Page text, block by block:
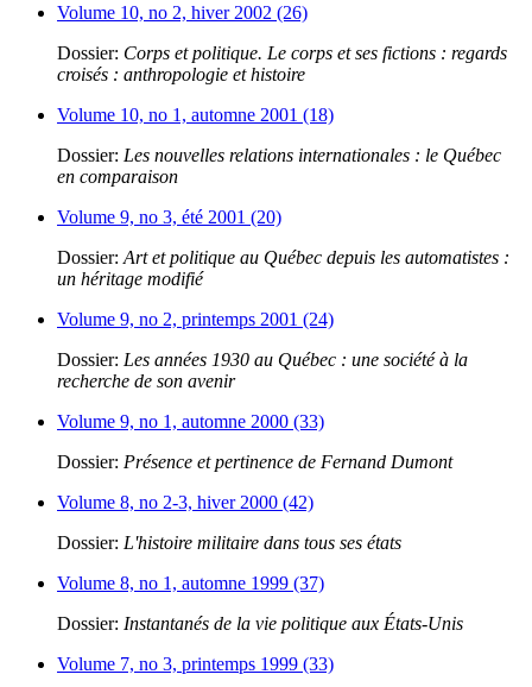
Volume 10, no 2, hiver 2002 (26)
Dossier: Corps et politique. Le corps et ses fictions : regards
croisés : anthropologie et histoire
Volume 10, no 1, automne 2001 (18)
Dossier: Les nouvelles relations internationales : le Québec
en comparaison
Volume 9, no 3, été 2001 (20)
Dossier: Art et politique au Québec depuis les automatistes :
un héritage modifié
Volume 9, no 2, printemps 2001 (24)
Dossier: Les années 1930 au Québec : une société à la
recherche de son avenir
Volume 9, no 1, automne 2000 (33)
Dossier: Présence et pertinence de Fernand Dumont
Volume 8, no 2-3, hiver 2000 (42)
Dossier: L'histoire militaire dans tous ses états
Volume 8, no 1, automne 1999 (37)
Dossier: Instantanés de la vie politique aux États-Unis
Volume 7, no 3, printemps 1999 (33)